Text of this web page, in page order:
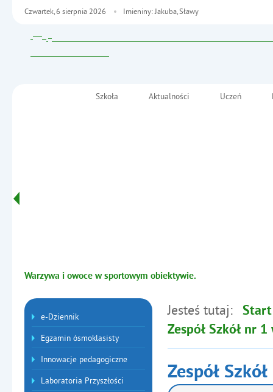
Czwartek, 6 sierpnia 2026 Imieniny: Jakuba, Sławy
Szkoła Aktualności Uczeń
Warzywa i owoce w sportowym obiektywie.
Menu dodatkowe
e-Dziennik
Egzamin ósmoklasisty
Innowacje pedagogiczne
Laboratoria Przyszłości
Jesteś tutaj: Start
Zespół Szkół nr
Zespół